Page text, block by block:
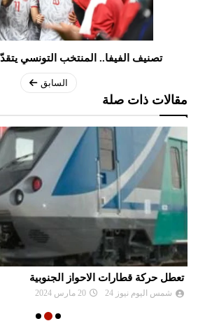
تصنيف الفيفا.. المنتخب التونسي
السابق
مقالات ذات صلة
تعطل حركة قطارات الاحواز الجنوبية
شمس اليوم نيوز 24 20 مارس 2024